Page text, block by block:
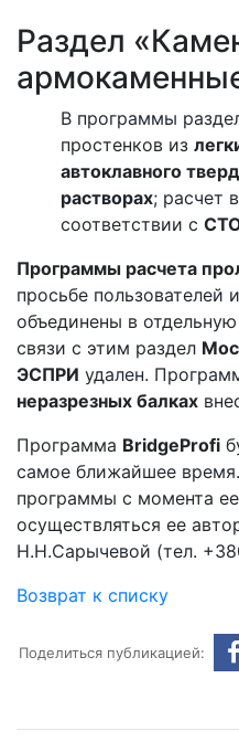
Раздел
В программы
простенков из
автоклавного
растворах; расчет
соответствии с
Программы расчета
просьбе пользователей
объединены в
связи с этим раздел
ЭСПРИ удален.
неразрезных балках
Программа BridgeProfi
самое ближайшее
программы с момента
осуществляться ее
Н.Н.Сарычевой (тел.
Возврат к списку
Поделиться публикацией: